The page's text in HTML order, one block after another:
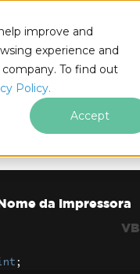
improve and
experience and
To find out
Policy.
Accept
da Impressora
VB
;